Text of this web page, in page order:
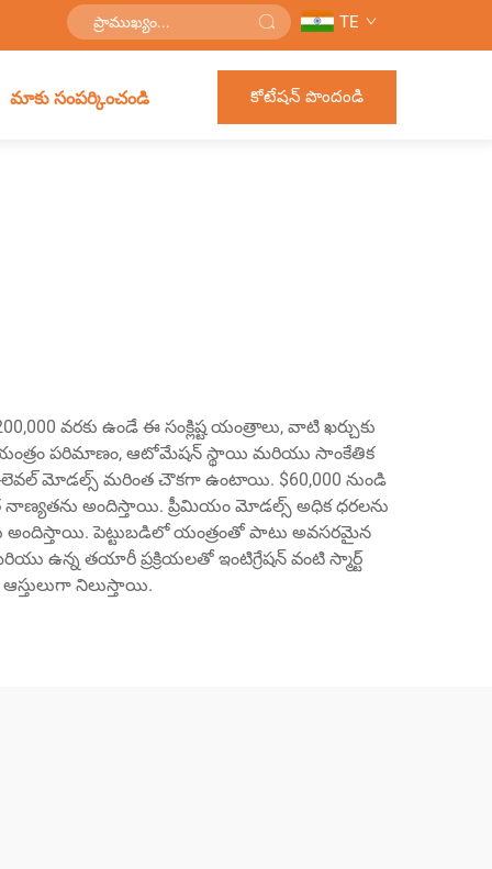
TE
మాకు సంపర్కించండి కోటేషన్ పొందండి
వరకు ఉండే ఈ సంక్లిష్ట యంత్రాలు, వాటి ఖర్చుకు
యంత్రం పరిమాణం, ఆటోమేషన్ స్థాయి మరియు సాంకేతిక
లెవల్ మోడల్స్ మరింత చౌకగా ఉంటాయి. $60,000 నుండి
నాణ్యతను అందిస్తాయి. ప్రీమియం మోడల్స్ అధిక ధరలను
అందిస్తాయి. పెట్టుబడిలో యంత్రంతో పాటు అవసరమైన
ఉన్న తయారీ ప్రక్రియలతో ఇంటిగ్రేషన్ వంటి స్మార్ట్
నిలుస్తాయి.